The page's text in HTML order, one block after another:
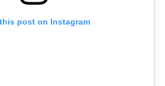
post on Instagram